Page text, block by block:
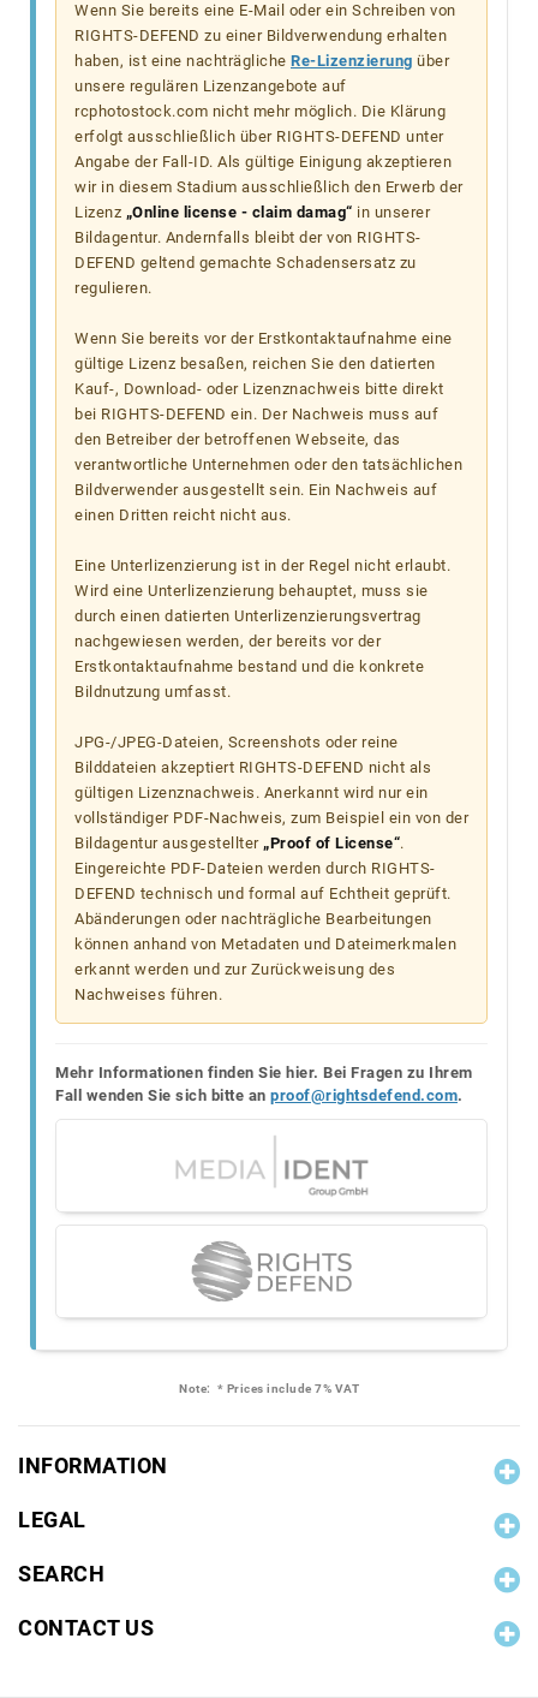
Wenn Sie bereits eine E-Mail oder ein Schreiben von
RIGHTS-DEFEND zu einer Bildverwendung erhalten
haben, ist eine nachträgliche Re-Lizenzierung über
unsere regulären Lizenzangebote auf
rcphotostock.com nicht mehr möglich. Die Klärung
erfolgt ausschließlich über RIGHTS-DEFEND unter
Angabe der Fall-ID. Als gültige Einigung akzeptieren
wir in diesem Stadium ausschließlich den Erwerb der
Lizenz „Online license - claim damag“ in unserer
Bildagentur. Andernfalls bleibt der von RIGHTS-
DEFEND geltend gemachte Schadensersatz zu
regulieren.
Wenn Sie bereits vor der Erstkontaktaufnahme eine
gültige Lizenz besaßen, reichen Sie den datierten
Kauf-, Download- oder Lizenznachweis bitte direkt
bei RIGHTS-DEFEND ein. Der Nachweis muss auf
den Betreiber der betroffenen Webseite, das
verantwortliche Unternehmen oder den tatsächlichen
Bildverwender ausgestellt sein. Ein Nachweis auf
einen Dritten reicht nicht aus.
Eine Unterlizenzierung ist in der Regel nicht erlaubt.
Wird eine Unterlizenzierung behauptet, muss sie
durch einen datierten Unterlizenzierungsvertrag
nachgewiesen werden, der bereits vor der
Erstkontaktaufnahme bestand und die konkrete
Bildnutzung umfasst.
JPG-/JPEG-Dateien, Screenshots oder reine
Bilddateien akzeptiert RIGHTS-DEFEND nicht als
gültigen Lizenznachweis. Anerkannt wird nur ein
vollständiger PDF-Nachweis, zum Beispiel ein von der
Bildagentur ausgestellter „Proof of License“.
Eingereichte PDF-Dateien werden durch RIGHTS-
DEFEND technisch und formal auf Echtheit geprüft.
Abänderungen oder nachträgliche Bearbeitungen
können anhand von Metadaten und Dateimerkmalen
erkannt werden und zur Zurückweisung des
Nachweises führen.
Mehr Informationen finden Sie hier. Bei Fragen zu Ihrem
Fall wenden Sie sich bitte an proof@rightsdefend.com.
Note: * Prices include 7% VAT
INFORMATION
LEGAL
SEARCH
CONTACT US